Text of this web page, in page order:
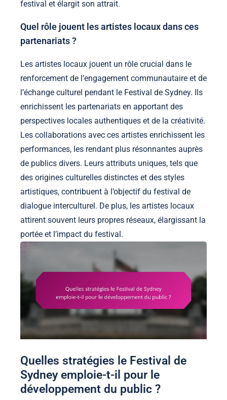
festival et élargit son attrait.
Quel rôle jouent les artistes locaux dans ces
partenariats ?
Les artistes locaux jouent un rôle crucial dans le
renforcement de l’engagement communautaire et de
l’échange culturel pendant le Festival de Sydney. Ils
enrichissent les partenariats en apportant des
perspectives locales authentiques et de la créativité.
Les collaborations avec ces artistes enrichissent les
performances, les rendant plus résonnantes auprès
de publics divers. Leurs attributs uniques, tels que
des origines culturelles distinctes et des styles
artistiques, contribuent à l’objectif du festival de
dialogue interculturel. De plus, les artistes locaux
attirent souvent leurs propres réseaux, élargissant la
portée et l’impact du festival.
Quelles stratégies le Festival de
Sydney emploie-t-il pour le
développement du public ?